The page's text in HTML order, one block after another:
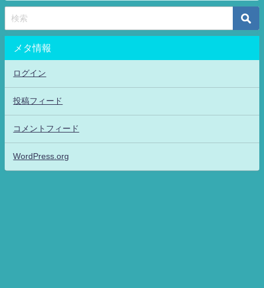
メタ情報
ログイン
投稿フィード
コメントフィード
WordPress.org